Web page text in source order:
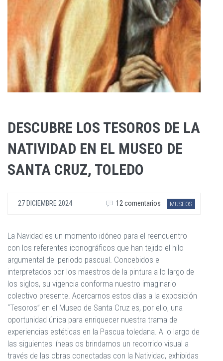
DESCUBRE LOS TESOROS DE LA
NATIVIDAD EN EL MUSEO DE
SANTA CRUZ, TOLEDO
27 DICIEMBRE 2024 MUSEOS
12 comentarios
La Navidad es un momento idóneo para el reencuentro
con los referentes iconográficos que han tejido el hilo
argumental del periodo pascual. Concebidos e
interpretados por los maestros de la pintura a lo largo de
los siglos, su vigencia conforma nuestro imaginario
colectivo presente. Acercarnos estos días a la exposición
“Tesoros” en el Museo de Santa Cruz es, por ello, una
oportunidad única para enriquecer nuestra trama de
experiencias estéticas en la Pascua toledana. A lo largo de
las siguientes líneas os brindamos un recorrido visual a
través de las obras conectadas con la Natividad, exhibidas